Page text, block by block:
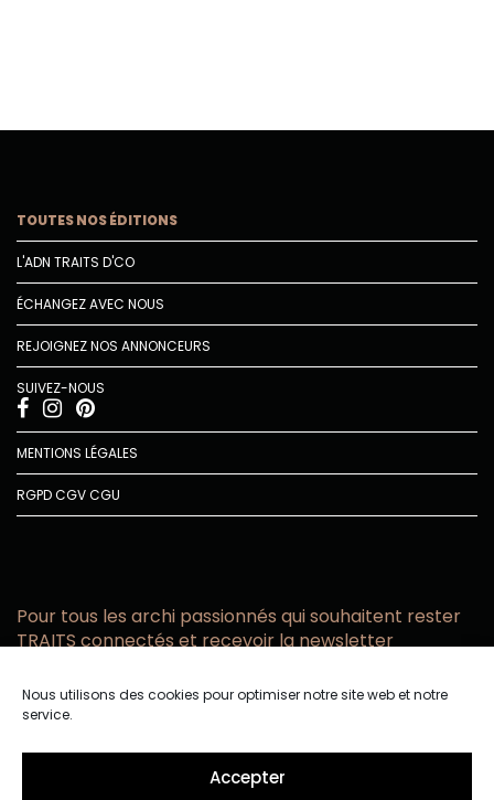
Nous utilisons des cookies pour optimiser notre site web et notre
service.
Accepter
TOUTES NOS ÉDITIONS
L'ADN TRAITS D'CO
ÉCHANGEZ AVEC NOUS
REJOIGNEZ NOS ANNONCEURS
SUIVEZ-NOUS
MENTIONS LÉGALES
RGPDCGVCGU
Pour tous les archi passionnés qui souhaitent rester
TRAITS connectés et recevoir la newsletter
email
confidentialité.